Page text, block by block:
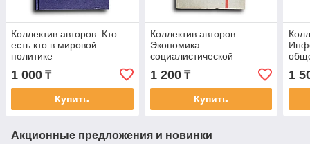
Коллектив авторов. Кто
есть кто в мировой
политике
1 000 ₸
Купить
Коллектив авторов.
Экономика
социалистической
промышленности
1 200₸
Купить
1
Акционные предложения и новинки